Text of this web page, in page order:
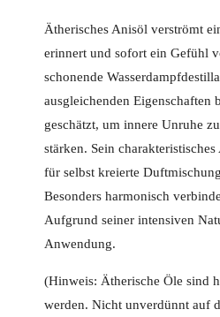
Ätherisches Anisöl verströmt
erinnert und sofort ein Gefühl
schonende
ausgleichenden
geschätzt, um innere Unruhe
stärken. Sein
für selbst kreierte
Besonders harmonisch
Aufgrund seiner intensiven
Anwendung.
(Hinweis: Ätherische Öle sind
werden. Nicht unverdünnt auf